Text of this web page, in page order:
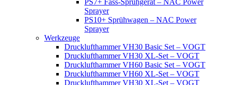
PS7+ Fass-Sprühgerät – NAC Power
Sprayer
PS10+ Sprühwagen – NAC Power
Sprayer
Werkzeuge
Drucklufthammer VH30 Basic Set – VOGT
Drucklufthammer VH30 XL-Set – VOGT
Drucklufthammer VH60 Basic Set – VOGT
Drucklufthammer VH60 XL-Set – VOGT
Drucklufthammer VH30 XL-Set – VOGT